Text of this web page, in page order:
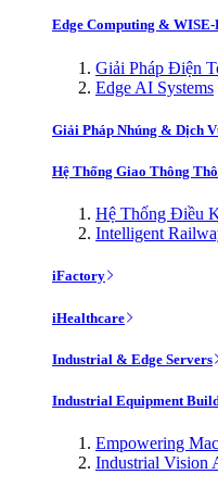
Edge Computing & WISE-
Giải Pháp Điện
Edge AI Systems
Giải Pháp Nhúng & Dịch
Hệ Thống Giao Thông
Hệ Thống Điều
Intelligent
iFactory
iHealthcare
Industrial & Edge Servers
Industrial Equipment
Empowering
Industrial Vision